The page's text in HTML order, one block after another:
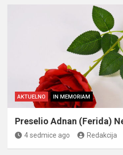
AKTUELNO IN MEMORIAM
Preselio Adnan (Ferida)
4 sedmice ago Redakcija